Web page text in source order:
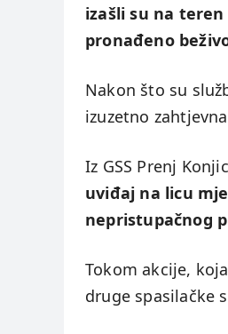
izašli su na
pronađeno
Nakon što su
izuzetno
Iz GSS Prenj
uviđaj na licu
nepristupačnog
Tokom akcije,
druge spasilačke